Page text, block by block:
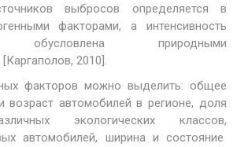
выбросов определяется в
факторами, а интенсивность
обусловлена природными
2010].
факторов можно выделить: общее
возраст автомобилей в регионе, доля
экологических классов,
автомобилей, ширина и состояние